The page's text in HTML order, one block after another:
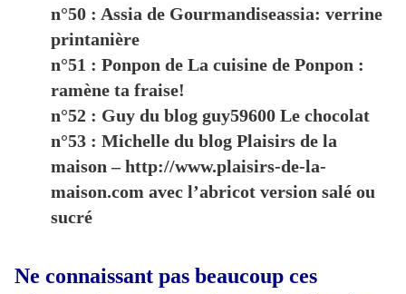
n°50 : Assia de Gourmandiseassia: verrine
printanière
n°51 : Ponpon de La cuisine de Ponpon :
ramène ta fraise!
n°52 : Guy du blog guy59600 Le chocolat
n°53 : Michelle du blog Plaisirs de la
maison – http://www.plaisirs-de-la-
maison.com avec l’abricot version salé ou
sucré
Ne connaissant pas beaucoup ces